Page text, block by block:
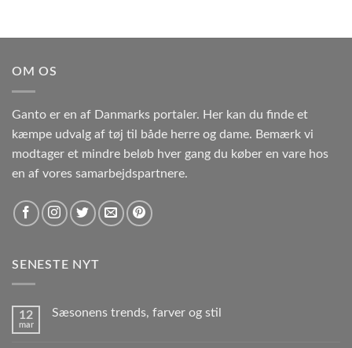
OM OS
Ganto er en af Danmarks portaler. Her kan du finde et
kæmpe udvalg af tøj til både herre og dame. Bemærk vi
modtager et mindre beløb hver gang du køber en vare hos
en af vores samarbejdspartnere.
SENESTE NYT
12
mar
Sæsonens trends, farver og stil